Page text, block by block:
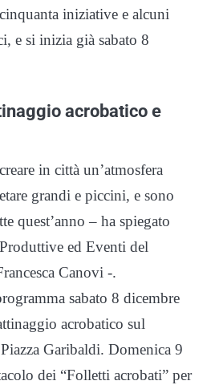
iniziative e alcuni
e si inizia già sabato 8
acrobatico e
in città un’atmosfera
grandi e piccini, e sono
quest’anno – ha spiegato
ed Eventi del
Canovi -.
sabato 8 dicembre
acrobatico sul
Garibaldi. Domenica 9
dei “Folletti acrobati” per